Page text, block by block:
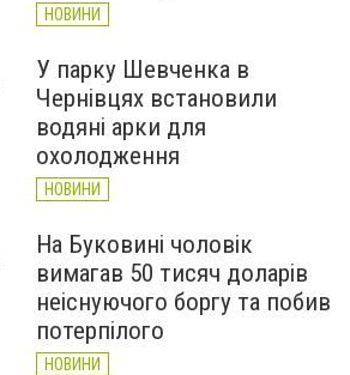
НОВИНИ
У парку Шевченка в
Чернівцях встановили
водяні арки для
охолодження
НОВИНИ
На Буковині чоловік
вимагав 50 тисяч доларів
неіснуючого боргу та побив
потерпілого
НОВИНИ